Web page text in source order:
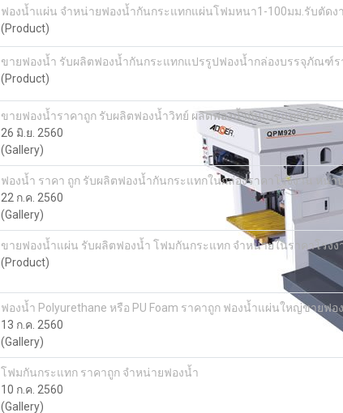
ฟองน้ำแผ่น จำหน่ายฟองน้ำกันกระแทกแผ่นโฟมหนา1-100มม.รับตัดง
(Product)
ขายฟองน้ำ รับผลิตฟองน้ำกันกระแทกแปรรูปฟองน้ำกล่องบรรจุภัณฑ์ร
(Product)
ขายฟองน้ำราคาถูก รับผลิตฟองน้ำวิทย์ ผลิตฟองน้ำกันกระแทกสำหรั
26 มิ.ย. 2560
(Gallery)
ฟองน้ำ ราคา ถูก รับผลิตฟองน้ำกันกระแทกในกล่องราคาโรงงาน หน
22 ก.ค. 2560
(Gallery)
ขายฟองน้ำแผ่น รับผลิตฟองน้ำ โฟมกันกระแทก จำหน่ายในราคาโรงง
(Product)
ฟองน้ำ Polyurethane หรือ PU Foam ราคาถูก ฟองน้ำแผ่นใหญ่ขายฟอ
13 ก.ค. 2560
(Gallery)
โฟมกันกระแทก ราคาถูก จำหน่ายฟองน้ำ
10 ก.ค. 2560
(Gallery)